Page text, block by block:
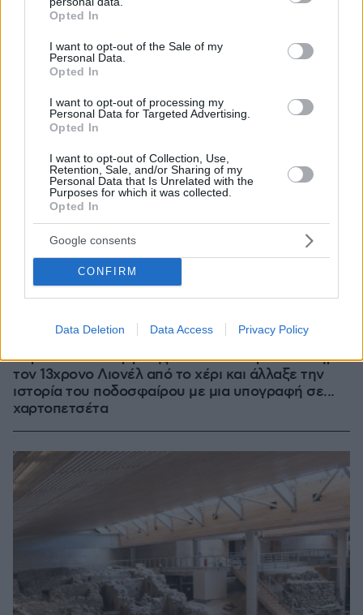
grant or deny consent to Google and its third-party tags to
use your data for below specified purposes in below Google
consent section.
Opted In
I want to opt-out of the Sale of my
Personal Data.
Opted In
I want to opt-out of processing my
Personal Data for Targeted Advertising.
Opted In
I want to opt-out of Collection, Use,
Retention, Sale, and/or Sharing of my
Personal Data that Is Unrelated with the
Purposes for which it was collected.
Opted In
Google consents
CONFIRM
Data Deletion Data Access Privacy Policy
Χόρχε Μέσι: Ο εργάτης από το Ροσάριο που πήρε
τον 13χρονο Λιονέλ από το χέρι και άλλαξε την
ιστορία του ποδοσφαίρου με μια υπογραφή σε...
χαρτοπετσέτα